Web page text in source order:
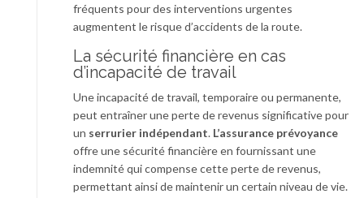
fréquents pour des interventions urgentes
augmentent le risque d’accidents de la route.
La sécurité financière en cas
d’incapacité de travail
Une incapacité de travail, temporaire ou permanente,
peut entraîner une perte de revenus significative pour
un serrurier indépendant. L’assurance prévoyance
offre une sécurité financière en fournissant une
indemnité qui compense cette perte de revenus,
permettant ainsi de maintenir un certain niveau de vie.